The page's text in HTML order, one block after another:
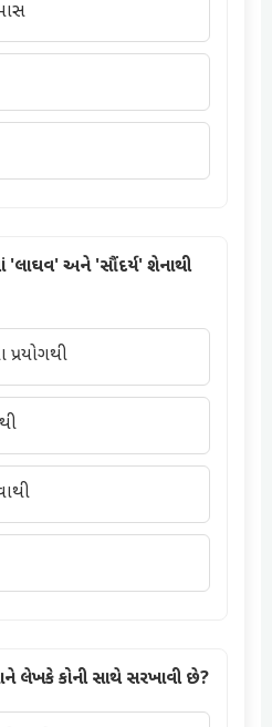
'લાઘવ' અને 'સૌંદર્ય' શેનાથી
લેખકે કોની સાથે સરખાવી છે?